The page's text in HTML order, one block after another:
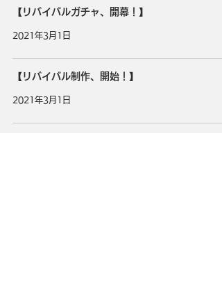
【リバイバルガチャ、開幕！】
2021年3月1日
【リバイバル制作、開始！】
2021年3月1日